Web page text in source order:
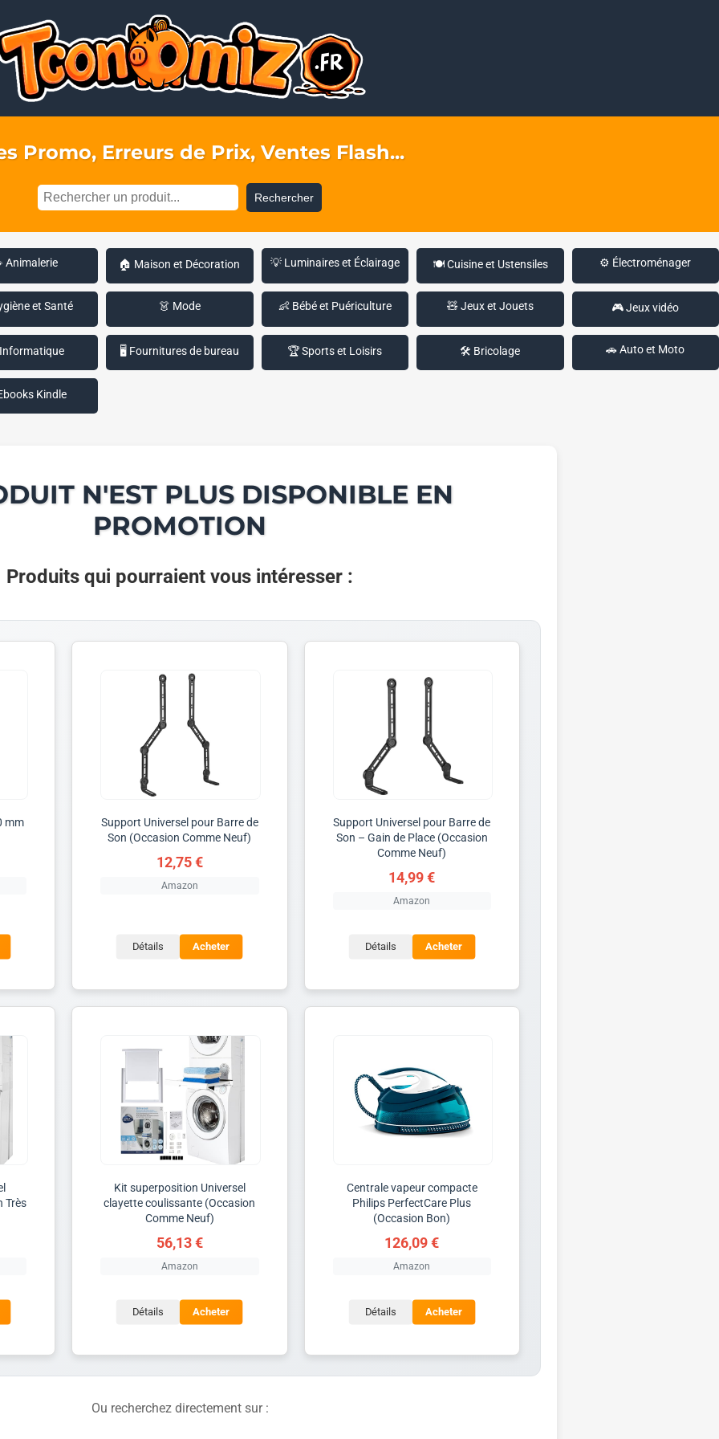
Promo, Erreurs de Prix, Ventes Flash...
Rechercher
Animalerie 🏠 Maison et Décoration 💡 Luminaires et Éclairage 🍽️ Cuisine et Ustensiles ⚙️ Électroménager
et Santé 👗 Mode 👶 Bébé et Puériculture 🧸 Jeux et Jouets 🎮 Jeux vidéo
🖥️ Fournitures de bureau 🏆 Sports et Loisirs 🛠️ Bricolage 🚗 Auto et Moto
Kindle
N'EST PLUS DISPONIBLE EN
PROMOTION
Produits qui pourraient vous intéresser :
mm
Support Universel pour Barre de
Son (Occasion Comme Neuf)
12,75 €
Amazon
Détails Acheter
Support Universel pour Barre de
Son – Gain de Place (Occasion
Comme Neuf)
14,99 €
Amazon
Détails Acheter
Très
Kit superposition Universel
clayette coulissante (Occasion
Comme Neuf)
56,13 €
Amazon
Détails Acheter
Centrale vapeur compacte
Philips PerfectCare Plus
(Occasion Bon)
126,09 €
Amazon
Détails Acheter
Ou recherchez directement sur :